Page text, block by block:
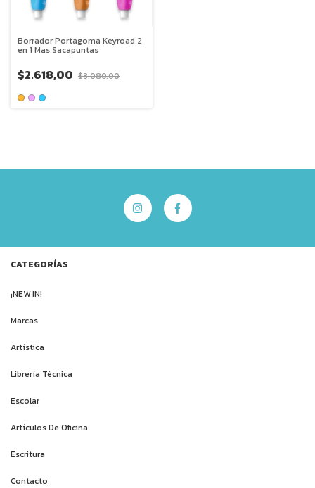
Borrador Portagoma Keyroad 2
en 1 Mas Sacapuntas
$2.618,00 $3.080,00
CATEGORÍAS
¡NEW IN!
Marcas
Artística
Librería Técnica
Escolar
Artículos De Oficina
Escritura
Contacto